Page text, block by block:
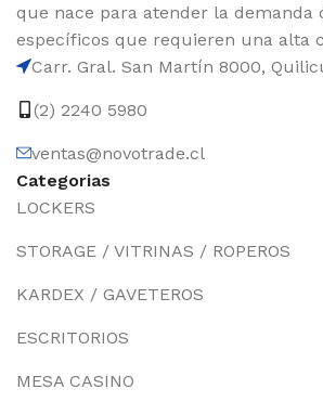
que nace para atender la demanda
específicos que requieren una alta
Carr. Gral. San Martín 8000,
(2) 2240 5980
ventas@novotrade.cl
Categorias
LOCKERS
STORAGE / VITRINAS / ROPEROS
KARDEX / GAVETEROS
ESCRITORIOS
MESA CASINO